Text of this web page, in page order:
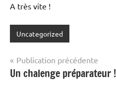
A très vite !
Uncategorized
Navigation
de
Publication précédente
Un chalenge préparateur !